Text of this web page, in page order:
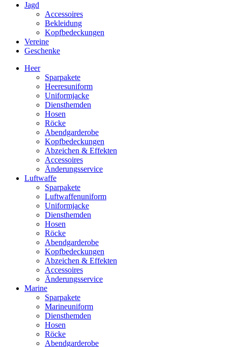
Jagd
Accessoires
Bekleidung
Kopfbedeckungen
Vereine
Geschenke
Heer
Sparpakete
Heeresuniform
Uniformjacke
Diensthemden
Hosen
Röcke
Abendgarderobe
Kopfbedeckungen
Abzeichen & Effekten
Accessoires
Änderungsservice
Luftwaffe
Sparpakete
Luftwaffenuniform
Uniformjacke
Diensthemden
Hosen
Röcke
Abendgarderobe
Kopfbedeckungen
Abzeichen & Effekten
Accessoires
Änderungsservice
Marine
Sparpakete
Marineuniform
Diensthemden
Hosen
Röcke
Abendgarderobe